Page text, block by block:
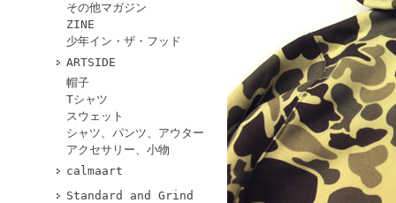
その他マガジン
ZINE
少年イン・ザ・フッド
ARTSIDE
帽子
Tシャツ
スウェット
シャツ、パンツ、アウター
アクセサリー、小物
calmaart
Standard and Grind